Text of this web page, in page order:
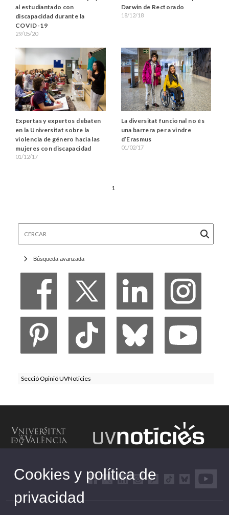
al estudiantado con
discapacidad durante la
COVID-19
29/05/20
Darwin de Rectorado
18/12/18
Expertas y expertos debaten
en la Universitat sobre la
violencia de género hacia las
mujeres con discapacidad
01/12/17
La diversitat funcional no és
una barrera per a vindre
d’Erasmus
01/02/17
1
Búsqueda avanzada
Secció Opinió UVNoticies
Cookies y política de
privacidad